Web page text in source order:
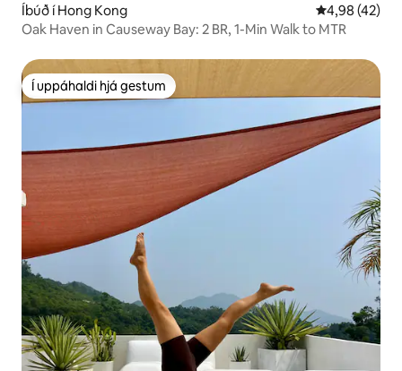
Íbúð í Hong Kong 4,98 af 5 í
4,98 (42)
Oak Haven in Causeway Bay: 2 BR, 1-Min Walk to MTR
Í uppáhaldi hjá gestum
Í uppáhaldi hjá gestum